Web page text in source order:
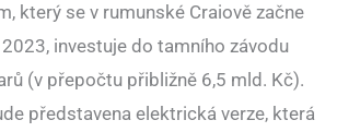
který se v rumunské Craiově začne
investuje do tamního závodu
(v přepočtu přibližně 6,5 mld. Kč).
představena elektrická verze, která